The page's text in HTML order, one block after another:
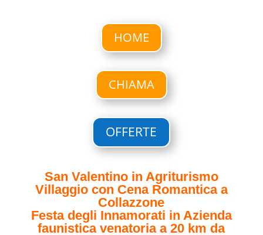
HOME
CHIAMA
OFFERTE
San Valentino in Agriturismo
Villaggio con Cena Romantica a
Collazzone
Festa degli Innamorati in Azienda
faunistica venatoria a 20 km da